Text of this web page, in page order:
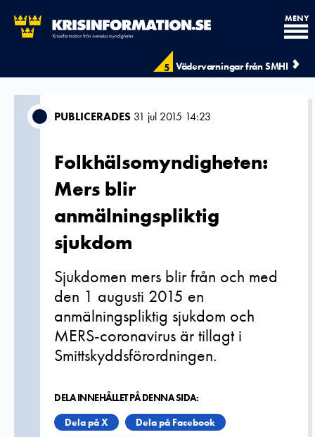
5 Vädervarningar från SMHI
MENY
PUBLICERADES 31 jul 2015 14:23
Folkhälsomyndigheten:
Mers blir
anmälningspliktig
sjukdom
Sjukdomen mers blir från och med
den 1 augusti 2015 en
anmälningspliktig sjukdom och
MERS-coronavirus är tillagt i
Smittskyddsförordningen.
DELA INNEHÅLLET PÅ DENNA SIDA:
Dela på X
Dela på Facebook